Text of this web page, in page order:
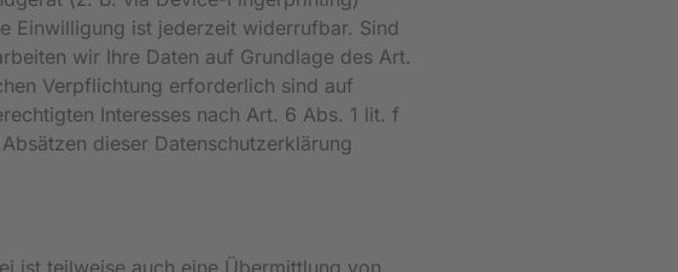
Einwilligung ist jederzeit widerrufbar. Sind
wir Ihre Daten auf Grundlage des Art.
Verpflichtung erforderlich sind auf
Interesses nach Art. 6 Abs. 1 lit. f
dieser Datenschutzerklärung
ist teilweise auch eine Übermittlung von